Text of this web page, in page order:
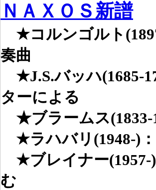
ＮＡＸＯＳ新譜
★コルンゴルト
奏曲
★J.S.バッハ(1685-
ターによる
★ブラームス
★ラハバリ(1948-)
★ブレイナー
む